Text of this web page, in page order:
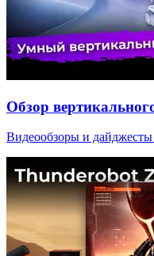
Обзор
Видеообзоры и дайджесты